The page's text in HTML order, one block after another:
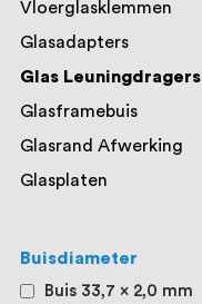
Vloerglasklemmen
Glasadapters
Glas Leuningdragers
Glasframebuis
Glasrand Afwerking
Glasplaten
Buisdiameter
Buis 33,7 x 2,0 mm